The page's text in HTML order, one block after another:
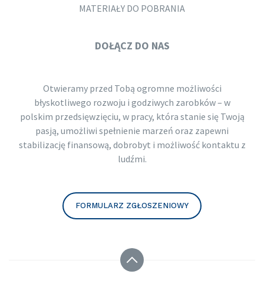
MATERIAŁY DO POBRANIA
DOŁĄCZ DO NAS
Otwieramy przed Tobą ogromne możliwości
błyskotliwego rozwoju i godziwych zarobków – w
polskim przedsięwzięciu, w pracy, która stanie się Twoją
pasją, umożliwi spełnienie marzeń oraz zapewni
stabilizację finansową, dobrobyt i możliwość kontaktu z
ludźmi.
FORMULARZ ZGŁOSZENIOWY